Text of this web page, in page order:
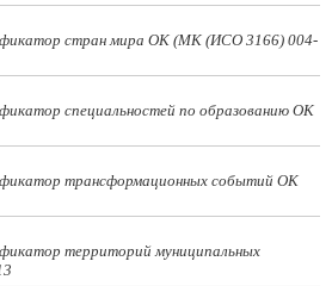
стран мира ОК (МК (ИСО 3166) 004-
специальностей по образованию ОК
трансформационных событий ОК
территорий муниципальных